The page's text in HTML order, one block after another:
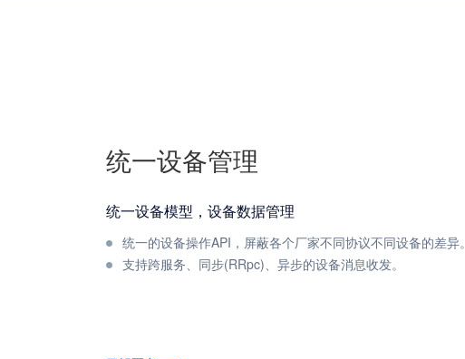
统一设备管理
统一设备模型，设备数据管理
统一的设备操作API，屏蔽各个厂家不同协议不同设备的差异。
支持跨服务、同步(RRpc)、异步的设备消息收发。